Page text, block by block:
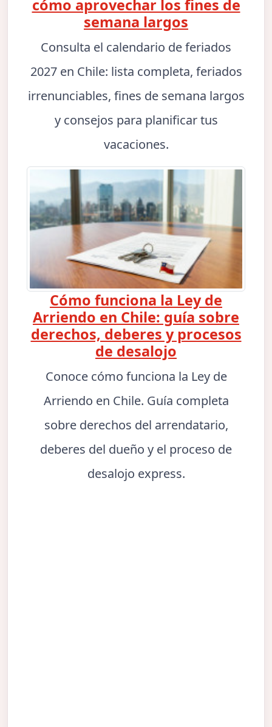
cómo aprovechar los fines de
semana largos
Consulta el calendario de feriados
2027 en Chile: lista completa, feriados
irrenunciables, fines de semana largos
y consejos para planificar tus
vacaciones.
Cómo funciona la Ley de
Arriendo en Chile: guía sobre
derechos, deberes y procesos
de desalojo
Conoce cómo funciona la Ley de
Arriendo en Chile. Guía completa
sobre derechos del arrendatario,
deberes del dueño y el proceso de
desalojo express.